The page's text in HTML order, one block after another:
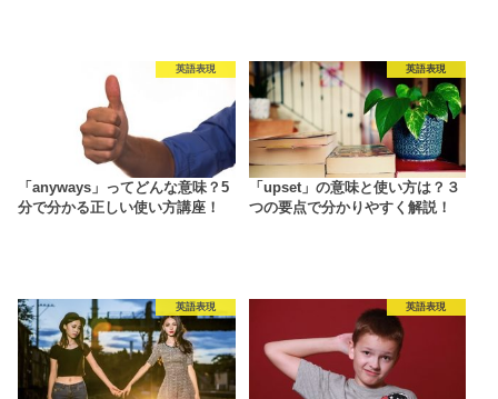
英語表現
「anyways」ってどんな意味？5
分で分かる正しい使い方講座！
英語表現
「upset」の意味と使い方は？３
つの要点で分かりやすく解説！
英語表現 英語表現